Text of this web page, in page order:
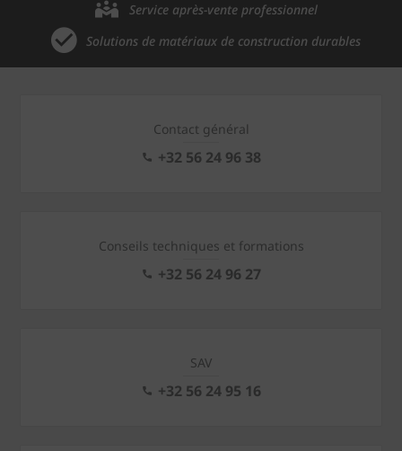
Service après-vente professionnel
Solutions de matériaux de construction durables
Contact général
+32 56 24 96 38
Conseils techniques et formations
+32 56 24 96 27
SAV
+32 56 24 95 16